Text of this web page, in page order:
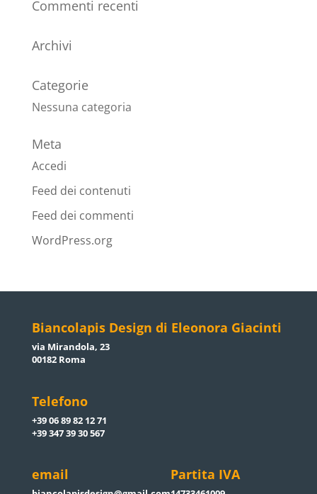
Commenti recenti
Archivi
Categorie
Nessuna categoria
Meta
Accedi
Feed dei contenuti
Feed dei commenti
WordPress.org
Biancolapis Design di Eleonora Giacinti
via Mirandola, 23
00182 Roma
Telefono
+39 06 89 82 12 71
+39 347 39 30 567
email Partita IVA